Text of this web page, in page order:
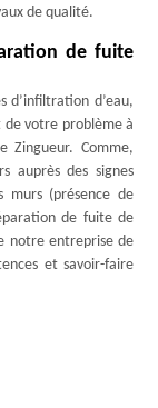
de qualité.
de fuite
d’infiltration d’eau,
de votre problème à
Zingueur. Comme,
auprès des signes
murs (présence de
de fuite de
notre entreprise de
et savoir-faire